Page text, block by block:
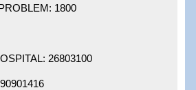
1800
26803100